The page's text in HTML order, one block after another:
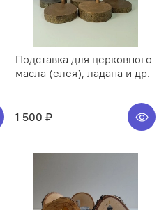
Подставка для церковного
масла (елея), ладана и др.
1 500 ₽